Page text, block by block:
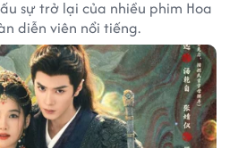
sự trở lại của nhiều phim Hoa
diễn viên nổi tiếng.